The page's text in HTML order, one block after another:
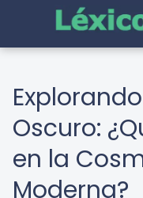
Oscuro:
en la
Moderna?